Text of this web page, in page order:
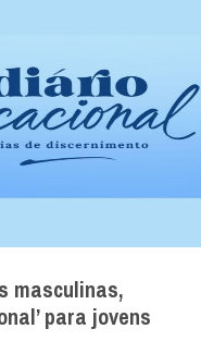
masculinas,
para jovens